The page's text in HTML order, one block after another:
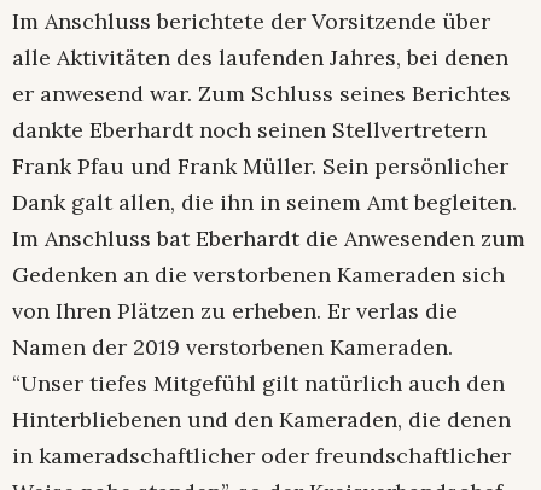
Im Anschluss berichtete der Vorsitzende über
alle Aktivitäten des laufenden Jahres, bei denen
er anwesend war. Zum Schluss seines Berichtes
dankte Eberhardt noch seinen Stellvertretern
Frank Pfau und Frank Müller. Sein persönlicher
Dank galt allen, die ihn in seinem Amt begleiten.
Im Anschluss bat Eberhardt die Anwesenden zum
Gedenken an die verstorbenen Kameraden sich
von Ihren Plätzen zu erheben. Er verlas die
Namen der 2019 verstorbenen Kameraden.
“Unser tiefes Mitgefühl gilt natürlich auch den
Hinterbliebenen und den Kameraden, die denen
in kameradschaftlicher oder freundschaftlicher